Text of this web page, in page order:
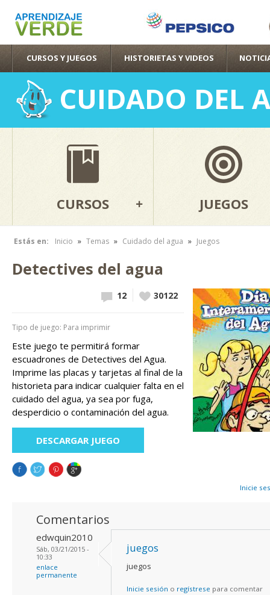
CURSOS Y JUEGOS HISTORIETAS Y VIDEOS
CUIDADO DEL
CURSOS JUEGOS
Estás en:
Se encuentra usted aquí
Inicio » Temas » Cuidado del agua » Juegos
Detectives del agua
30122
Vote up!
12
Tipo de juego: Para imprimir
Este juego te permitirá formar
escuadrones de Detectives del Agua.
Imprime las placas y tarjetas al final de la
historieta para indicar cualquier falta en el
cuidado del agua, ya sea por fuga,
desperdicio o contaminación del agua.
DESCARGAR JUEGO
Inicie
Comentarios
edwquin2010
Sáb, 03/21/2015 -
10:33
enlace
permanente
juegos
juegos
Inicie sesión o regístrese para comentar